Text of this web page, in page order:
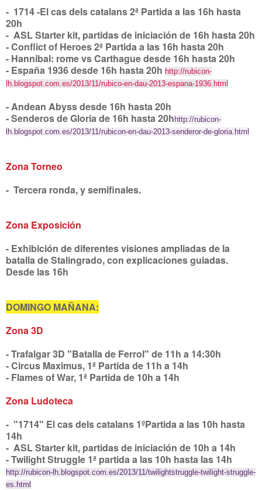
- 1714 -El cas dels catalans 2ª Partida a las 16h hasta
20h
- ASL Starter kit, partidas de iniciación de 16h hasta 20h
- Conflict of Heroes 2ª Partida a las 16h hasta 20h
- Hannibal: rome vs Carthague desde 16h hasta 20h
- España 1936 desde 16h hasta 20h http://rubicon-
lh.blogspot.com.es/2013/11/rubico-en-dau-2013-espana-1936.html
- Andean Abyss desde 16h hasta 20h
- Senderos de Gloria de 16h hasta 20h http://rubicon-
lh.blogspot.com.es/2013/11/rubicon-en-dau-2013-senderor-de-gloria.html
Zona Torneo
- Tercera ronda, y semifinales.
Zona Exposición
- Exhibición de diferentes visiones ampliadas de la
batalla de Stalingrado, con explicaciones guiadas.
Desde las 16h
DOMINGO MAÑANA:
Zona 3D
- Trafalgar 3D "Batalla de Ferrol" de 11h a 14:30h
- Circus Maximus, 1ª Partida de 11h a 14h
- Flames of War, 1ª Partida de 10h a 14h
Zona Ludoteca
- "1714" El cas dels catalans 1ºPartida a las 10h hasta
14h
- ASL Starter kit, partidas de iniciación de 10h a 14h
- Twilight Struggle 1ª partida a las 10h hasta las 14h
http://rubicon-lh.blogspot.com.es/2013/11/twilightstruggle-twilight-struggle-
es.html